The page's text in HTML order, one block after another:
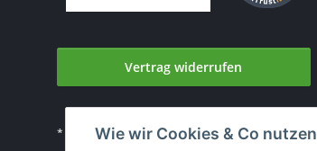
Wie wir Cookies & Co nutzen
Vertrag widerrufen
* Alle Preise inkl. gesetzlicher USt., zzgl. Versand